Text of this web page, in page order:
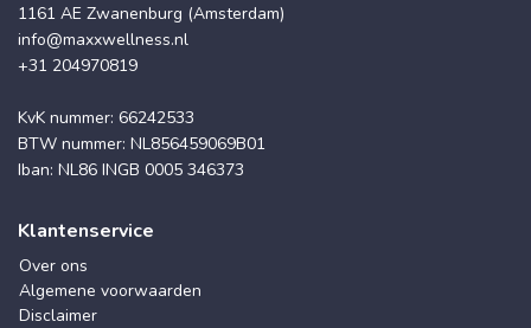
1161 AE Zwanenburg (Amsterdam)
info@maxxwellness.nl
+31 204970819
KvK nummer: 66242533
BTW nummer: NL856459069B01
Iban: NL86 INGB 0005 346373
Klantenservice
Over ons
Algemene voorwaarden
Disclaimer